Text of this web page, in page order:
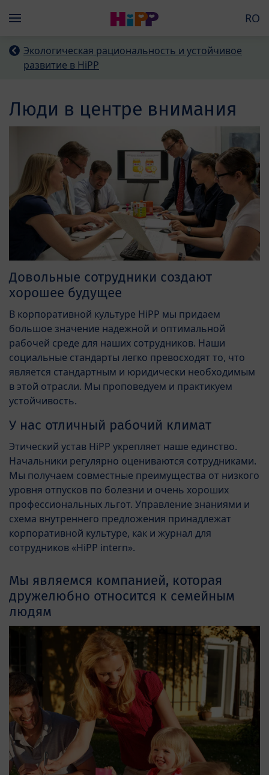
Menü RO
Экологическая рациональность и устойчивое
развитие в HiPP
Люди в центре внимания
Довольные сотрудники создают
хорошее будущее
В корпоративной культуре HiPP мы придаем
большое значение надежной и оптимальной
рабочей среде для наших сотрудников. Наши
социальные стандарты легко превосходят то, что
является стандартным и юридически необходимым
в этой отрасли. Мы проповедуем и практикуем
устойчивость.
У нас отличный рабочий климат
Этический устав HiPP укрепляет наше единство.
Начальники регулярно оцениваются сотрудниками.
Мы получаем совместные преимущества от низкого
уровня отпусков по болезни и очень хороших
профессиональных льгот. Управление знаниями и
схема внутреннего предложения принадлежат
корпоративной культуре, как и журнал для
сотрудников «HiPP intern».
Мы являемся компанией, которая
дружелюбно относится к семейным
людям